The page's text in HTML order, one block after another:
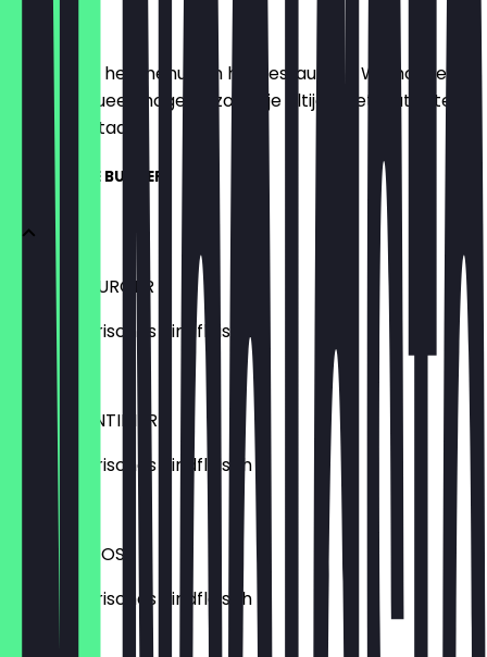
Menu
Hier vind je het menu van het restaurant. We houden
het zo actueel mogelijk, zodat je altijd weet wat je te
wachten staat.
KLASSISCHE BURGER
DER HAMBURGER
100% Bayerisches Rindfleisch
€ 10,90
DER ARGENTINIER
100% Bayerisches Rindfleisch
€ 11,90
DER FRANZOSE
100% Bayerisches Rindfleisch
€ 12,90